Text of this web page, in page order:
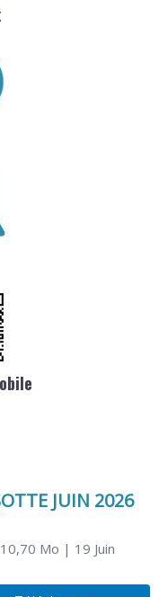
JUIN 2026
Mo | 19 Juin